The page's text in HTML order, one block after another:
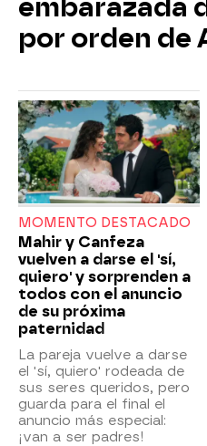
embarazada
por orden de
MOMENTO DESTACADO
Mahir y Canfeza
vuelven a darse el 'sí,
quiero' y sorprenden a
todos con el anuncio
de su próxima
paternidad
La pareja vuelve a darse
el 'sí, quiero' rodeada de
sus seres queridos, pero
guarda para el final el
anuncio más especial:
¡van a ser padres!